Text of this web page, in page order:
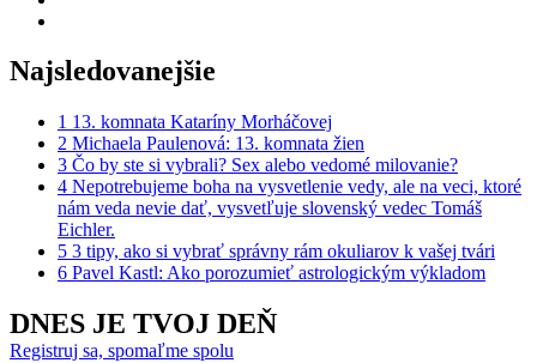
Najsledovanejšie
1 13. komnata Kataríny Morháčovej
2 Michaela Paulenová: 13. komnata žien
3 Čo by ste si vybrali? Sex alebo vedomé milovanie?
4 Nepotrebujeme boha na vysvetlenie vedy, ale na veci, ktoré
nám veda nevie dať, vysvetľuje slovenský vedec Tomáš
Eichler.
5 3 tipy, ako si vybrať správny rám okuliarov k vašej tvári
6 Pavel Kastl: Ako porozumieť astrologickým výkladom
DNES JE TVOJ DEŇ
Registruj sa, spomaľme spolu